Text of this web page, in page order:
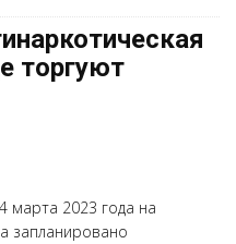
торгуют
марта 2023 года на
запланировано